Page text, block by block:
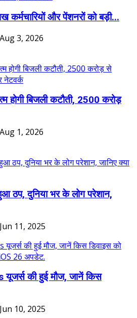
कर्मचारियों और पेंशनरों को बड़ी...
Aug 3, 2026
बिजली कटौती, 2500 करोड़
Aug 1, 2026
ठप, दुनिया भर के लोग परेशान,
Jun 11, 2025
की हुई मौज, जानें क‍िस
Jun 10, 2025